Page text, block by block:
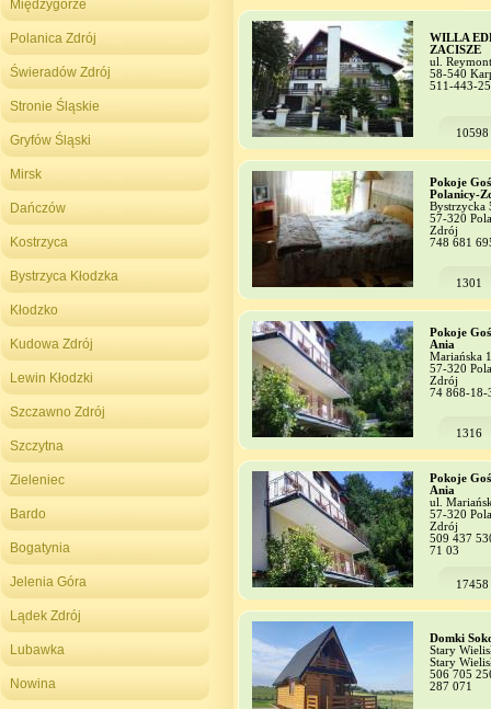
Międzygórze
Polanica Zdrój
Świeradów Zdrój
Stronie Śląskie
Gryfów Śląski
Mirsk
Dańczów
Kostrzyca
Bystrzyca Kłodzka
Kłodzko
Kudowa Zdrój
Lewin Kłodzki
Szczawno Zdrój
Szczytna
Zieleniec
Bardo
Bogatynia
Jelenia Góra
Lądek Zdrój
Lubawka
Nowina
WILLA
ZACISZE
ul.
58-540
511-443-
10598
Pokoje
Polanicy-
Bystrzycka
57-320
Zdrój
748 681
1301
Pokoje
Ania
Mariańska
57-320
Zdrój
74 868-18-
1316
Pokoje
Ania
ul.
57-320
Zdrój
509 437
71 03
17458
Domki
Stary
Stary
506 705
287 071